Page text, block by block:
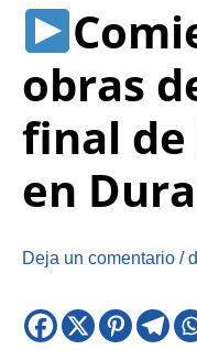
obras
final de
en
Deja un comentario /